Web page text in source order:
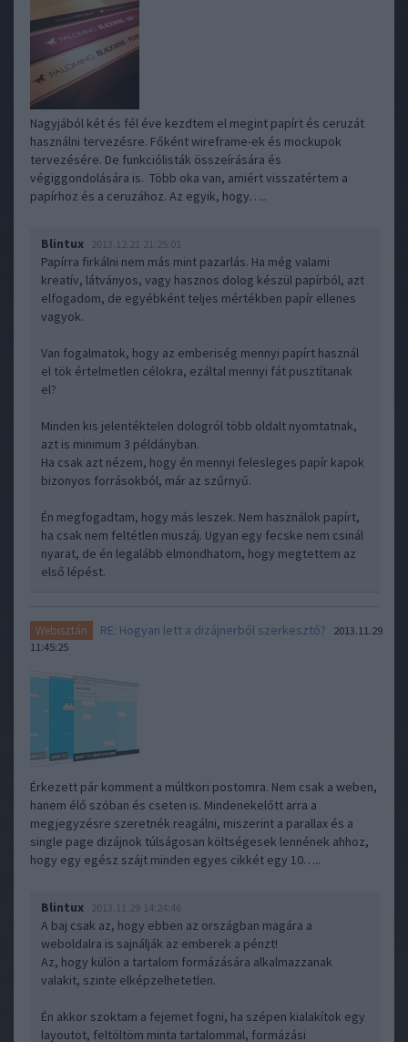
Nagyjából két és fél éve kezdtem el megint papírt és ceruzát
használni tervezésre. Főként wireframe-ek és mockupok
tervezésére. De funkciólisták összeírására és
végiggondolására is. Több oka van, amiért visszatértem a
papírhoz és a ceruzához. Az egyik, hogy…..
Blintux 2013.12.21 21:25:01
Papírra firkálni nem más mint pazarlás. Ha még valami
kreatív, látványos, vagy hasznos dolog készül papírból, azt
elfogadom, de egyébként teljes mértékben papír ellenes
vagyok.
Van fogalmatok, hogy az emberiség mennyi papírt használ
el tök értelmetlen célokra, ezáltal mennyi fát pusztítanak
el?
Minden kis jelentéktelen dologról több oldalt nyomtatnak,
azt is minimum 3 példányban.
Ha csak azt nézem, hogy én mennyi felesleges papír kapok
bizonyos forrásokból, már az szűrnyű.
Én megfogadtam, hogy más leszek. Nem használok papírt,
ha csak nem feltétlen muszáj. Ugyan egy fecske nem csinál
nyarat, de én legalább elmondhatom, hogy megtettem az
első lépést.
Webisztán RE: Hogyan lett a dizájnerből szerkesztő?
2013.11.29
11:45:25
Érkezett pár komment a múltkori postomra. Nem csak a weben,
hanem élő szóban és cseten is. Mindenekelőtt arra a
megjegyzésre szeretnék reagálni, miszerint a parallax és a
single page dizájnok túlságosan költségesek lennének ahhoz,
hogy egy egész szájt minden egyes cikkét egy 10…..
Blintux 2013.11.29 14:24:46
A baj csak az, hogy ebben az országban magára a
weboldalra is sajnálják az emberek a pénzt!
Az, hogy külön a tartalom formázására alkalmazzanak
valakit, szinte elképzelhetetlen.
Én akkor szoktam a fejemet fogni, ha szépen kialakítok egy
layoutot, feltöltöm minta tartalommal, formázási